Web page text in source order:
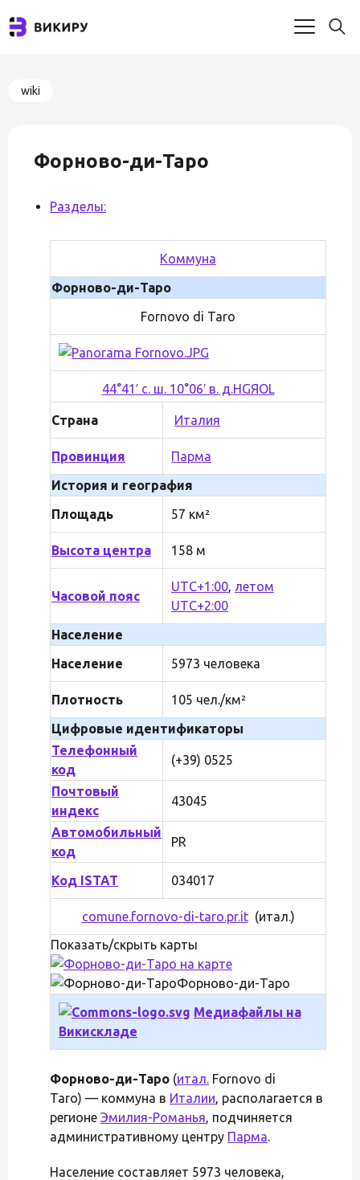
wiki
Форново-ди-Таро
Разделы:
Коммуна
Форново-ди-Таро
Fornovo di Taro
44°41′ с. ш. 10°06′ в. д.HGЯOL
Страна Италия
Провинция
Парма
История и география
Площадь
57 км²
Высота центра 158 м
Часовой пояс
UTC+1:00, летом
UTC+2:00
Население
Население
5973 человека
Плотность
105 чел./км²
Цифровые идентификаторы
Телефонный
код
(+39) 0525
Почтовый
индекс
43045
Автомобильный
код
PR
Код ISTAT 034017
comune.fornovo-di-taro.pr.it(итал.)
Показать/скрыть карты
Форново-ди-Таро
Медиафайлы на
Викискладе
Форново-ди-Таро (итал. Fornovo di
Taro) — коммуна в Италии, располагается в
регионе Эмилия-Романья, подчиняется
административному центру Парма.
Население составляет 5973 человека,